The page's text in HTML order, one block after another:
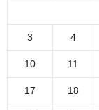
3 4
10 11
17 18